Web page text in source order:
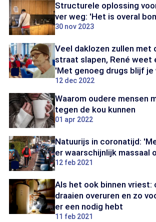
Structurele oplossing
ver weg: 'Het is overal
30 nov 2023
Veel daklozen zullen met
straat slapen, René weet
'Met genoeg drugs blijf je
12 dec 2022
Waarom oudere mensen
tegen de kou kunnen
01 apr 2022
Natuurijs in coronatijd:
er waarschijnlijk massaal
12 feb 2021
Als het ook binnen vriest:
draaien overuren en zo
er een nodig hebt
11 feb 2021